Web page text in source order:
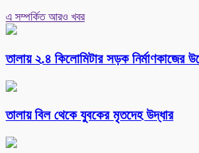
এ সম্পর্কিত আরও খবর
তালায় ২.৪ কিলোমিটার সড়ক নির্মাণকাজের
তালায় বিল থেকে যুবকের মৃতদেহ উদ্ধার